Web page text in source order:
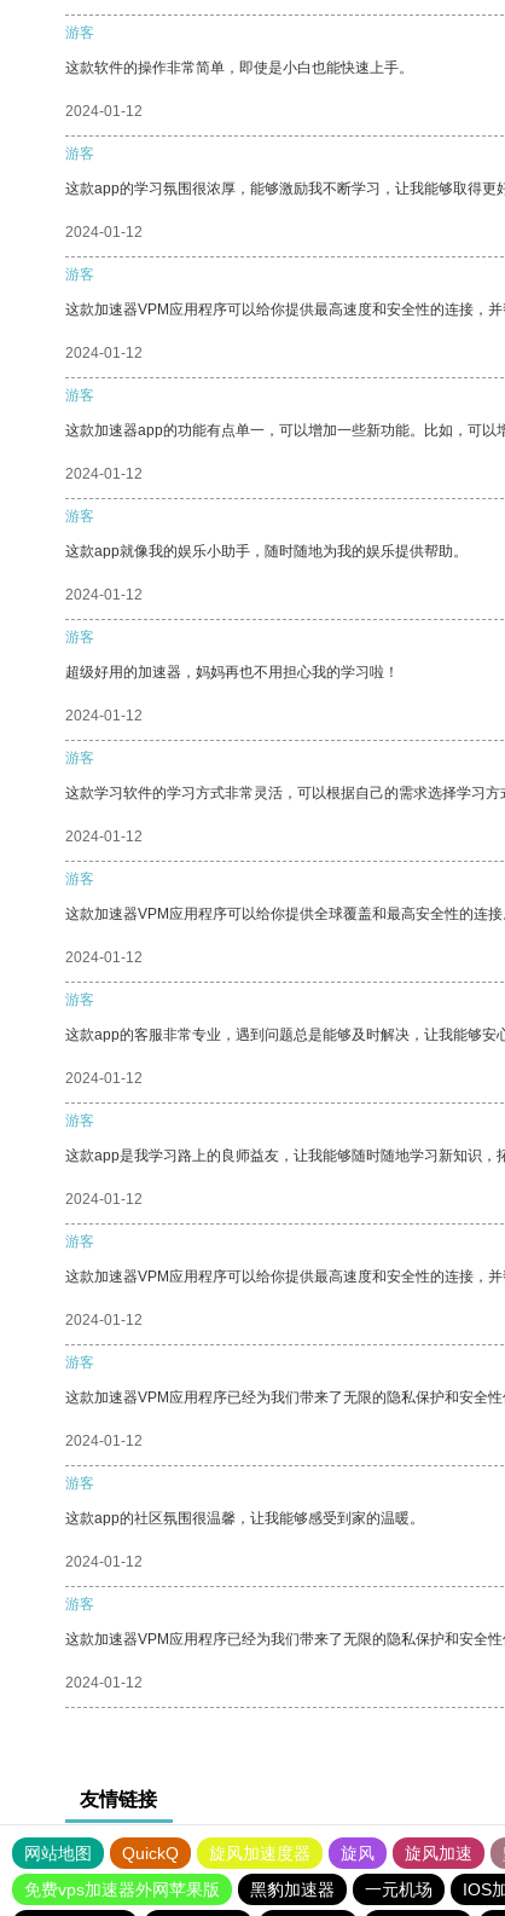
游客
这款软件的操作非常简单，即使是小白也能快速上手。
2024-01-12
游客
这款app的学习氛围很浓厚，能够激励我不断学习，让我能够取得更
2024-01-12
游客
这款加速器VPM应用程序可以给你提供最高速度和安全性的连接，并
2024-01-12
游客
这款加速器app的功能有点单一，可以增加一些新功能。比如，可
2024-01-12
游客
这款app就像我的娱乐小助手，随时随地为我的娱乐提供帮助。
2024-01-12
游客
超级好用的加速器，妈妈再也不用担心我的学习啦！
2024-01-12
游客
这款学习软件的学习方式非常灵活，可以根据自己的需求选择学习方
2024-01-12
游客
这款加速器VPM应用程序可以给你提供全球覆盖和最高安全性的连接
2024-01-12
游客
这款app的客服非常专业，遇到问题总是能够及时解决，让我能够安
2024-01-12
游客
这款app是我学习路上的良师益友，让我能够随时随地学习新知识，
2024-01-12
游客
这款加速器VPM应用程序可以给你提供最高速度和安全性的连接，并
2024-01-12
游客
这款加速器VPM应用程序已经为我们带来了无限的隐私保护和安全性
2024-01-12
游客
这款app的社区氛围很温馨，让我能够感受到家的温暖。
2024-01-12
游客
这款加速器VPM应用程序已经为我们带来了无限的隐私保护和安全性
2024-01-12
友情链接
网站地图 QuickQ 旋风加速度器 旋风 旋风加速
免费vps加速器外网苹果版
黑豹加速器 一元机场 IOS